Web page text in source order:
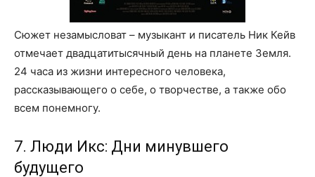
Сюжет незамысловат – музыкант и писатель Ник Кейв
отмечает двадцатитысячный день на планете Земля.
24 часа из жизни интересного человека,
рассказывающего о себе, о творчестве, а также обо
всем понемногу.
7. Люди Икс: Дни минувшего
будущего